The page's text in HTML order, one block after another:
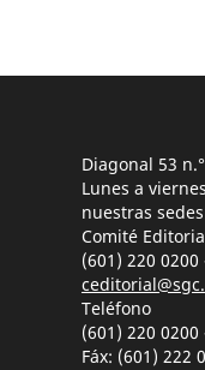
Diagonal 53
Lunes a
nuestras sedes
Comité
(601) 220 0200
Teléfono
(601) 220
Fáx: (601) 222